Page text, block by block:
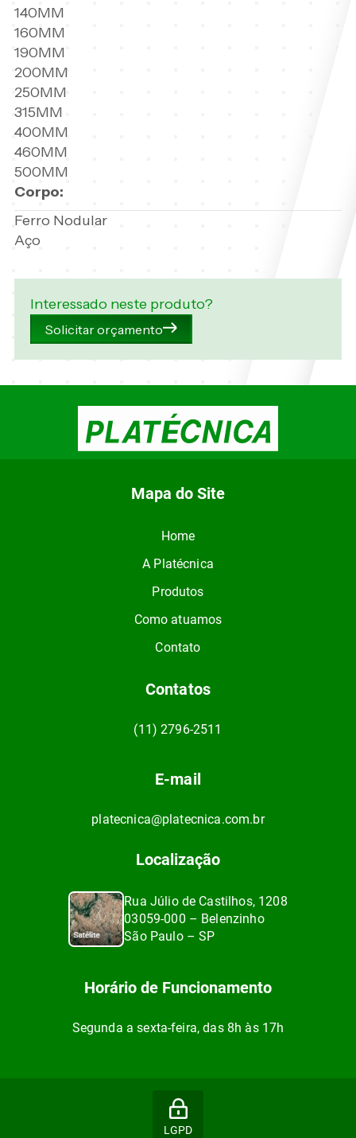
140MM
160MM
190MM
200MM
250MM
315MM
400MM
460MM
500MM
Corpo:
Ferro Nodular
Aço
Interessado neste produto?
Solicitar orçamento
Mapa do Site
Home
A Platécnica
Produtos
Como atuamos
Contato
Contatos
(11) 2796-2511
E-mail
platecnica@platecnica.com.br
Localização
Rua Júlio de Castilhos, 1208
03059-000 – Belenzinho
São Paulo – SP
Horário de Funcionamento
Segunda a sexta-feira, das 8h às 17h
LGPD